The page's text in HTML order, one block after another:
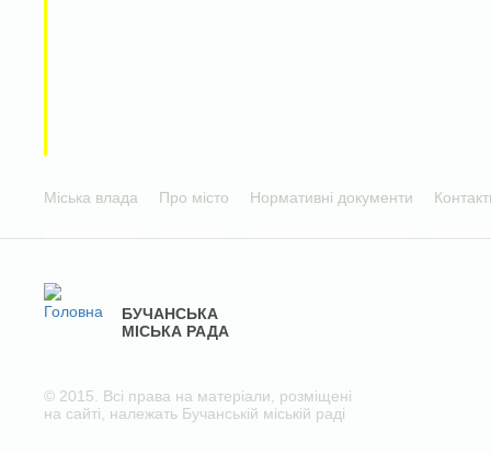
Міська влада Про місто Нормативні документи
БУЧАНСЬКА
МІСЬКА РАДА
© 2015. Всі права на матеріали, розміщені
на сайті, належать Бучанській міській раді